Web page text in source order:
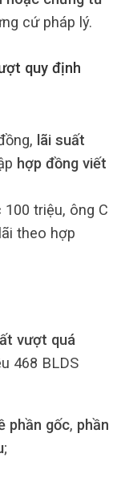
cứ pháp lý.
quy định
lãi suất
hợp đồng viết
triệu, ông C
theo hợp
vượt quá
468 BLDS
phần gốc, phần
;